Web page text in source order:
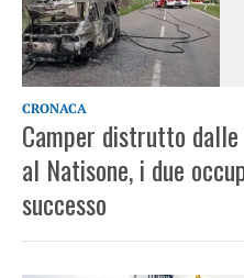
CRONACA
Camper distrutto dalle
al Natisone, i due
successo